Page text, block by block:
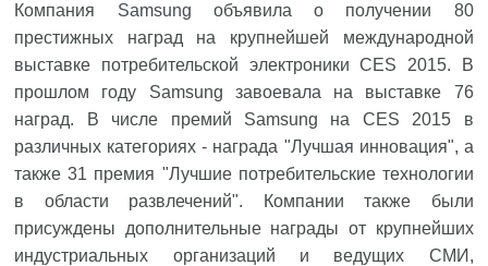
Компания Samsung объявила о получении 80
престижных наград на крупнейшей международной
выставке потребительской электроники CES 2015. В
прошлом году Samsung завоевала на выставке 76
наград. В числе премий Samsung на CES 2015 в
различных категориях - награда "Лучшая инновация", а
также 31 премия "Лучшие потребительские технологии
в области развлечений". Компании также были
присуждены дополнительные награды от крупнейших
индустриальных организаций и ведущих СМИ,